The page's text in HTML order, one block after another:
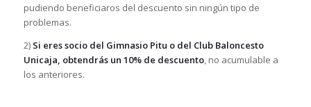
pudiendo beneficiaros del descuento sin ningún tipo de
problemas.
2) Si eres socio del Gimnasio Pitu o del Club Baloncesto
Unicaja, obtendrás un 10% de descuento, no acumulable a
los anteriores.